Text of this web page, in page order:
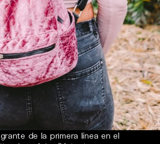
de la primera línea en el